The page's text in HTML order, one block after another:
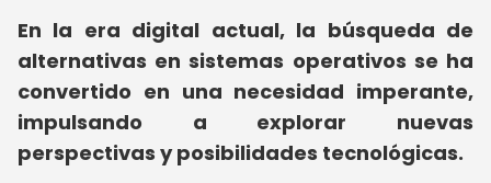
En la era digital actual, la búsqueda de
alternativas en sistemas operativos se ha
convertido en una necesidad imperante,
impulsando a explorar nuevas
perspectivas y posibilidades tecnológicas.